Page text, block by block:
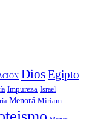
DiosEgipto
Impureza Israel
Menorá Miriam